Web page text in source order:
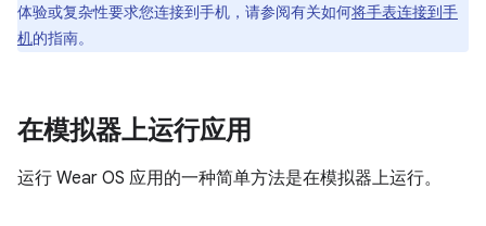
体验或复杂性要求您连接到手机，请参阅有关如何将手表连接到手
机的指南。
在模拟器上运行应用
运行 Wear OS 应用的一种简单方法是在模拟器上运行。